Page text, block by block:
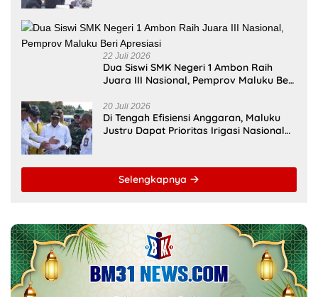
22 Juli 2026
Dua Siswi SMK Negeri 1 Ambon Raih
Juara III Nasional, Pemprov Maluku Beri
Apresiasi
Di Tengah Efisiensi Anggaran, Maluku
Justru Dapat Prioritas Irigasi Nasional
untuk Wujudkan Kemandirian Pangan
Selengkapnya